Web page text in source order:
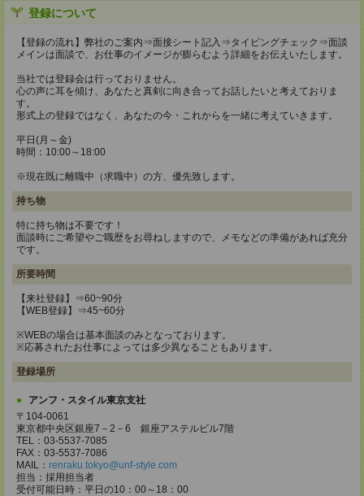
登録について
【登録の流れ】弊社のご案内⇒面接シート記入⇒タイピングチェック⇒面談
メインは面談で、お仕事のイメージが膨らむよう詳細をお伝えいたします。
当社では登録会は行っておりません。
心の声に耳を傾け、あなたと真剣に向き合ってお話したいと考えておりま
す。
形式上の登録ではなく、あなたの今・これからを一緒に考えていきます。
平日(月～金)
時間：10:00～18:00
※現在既に離職中（求職中）の方、優先致します。
持ち物
特に持ち物は不要です！
面談時にご希望やご職歴をお尋ねしますので、メモなどの準備があれば充分
です。
所要時間
【来社登録】⇒60~90分
【WEB登録】⇒45~60分
※WEBの場合は基本面談のみとなっております。
※応募されたお仕事によっては多少異なることもあります。
登録場所
アンフ・スタイル東京支社
〒104-0061
東京都中央区銀座7－2－6 銀座アステルビル7階
TEL：03-5537-7085
FAX：03-5537-7086
MAIL： renraku.tokyo@unf-style.com
担当：採用担当者
受付可能日時：平日の10：00～18：00